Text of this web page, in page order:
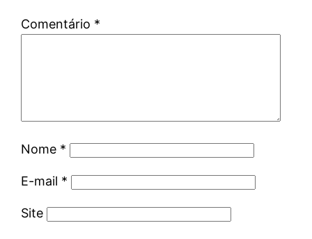
Comentário *
Nome *
E-mail *
Site